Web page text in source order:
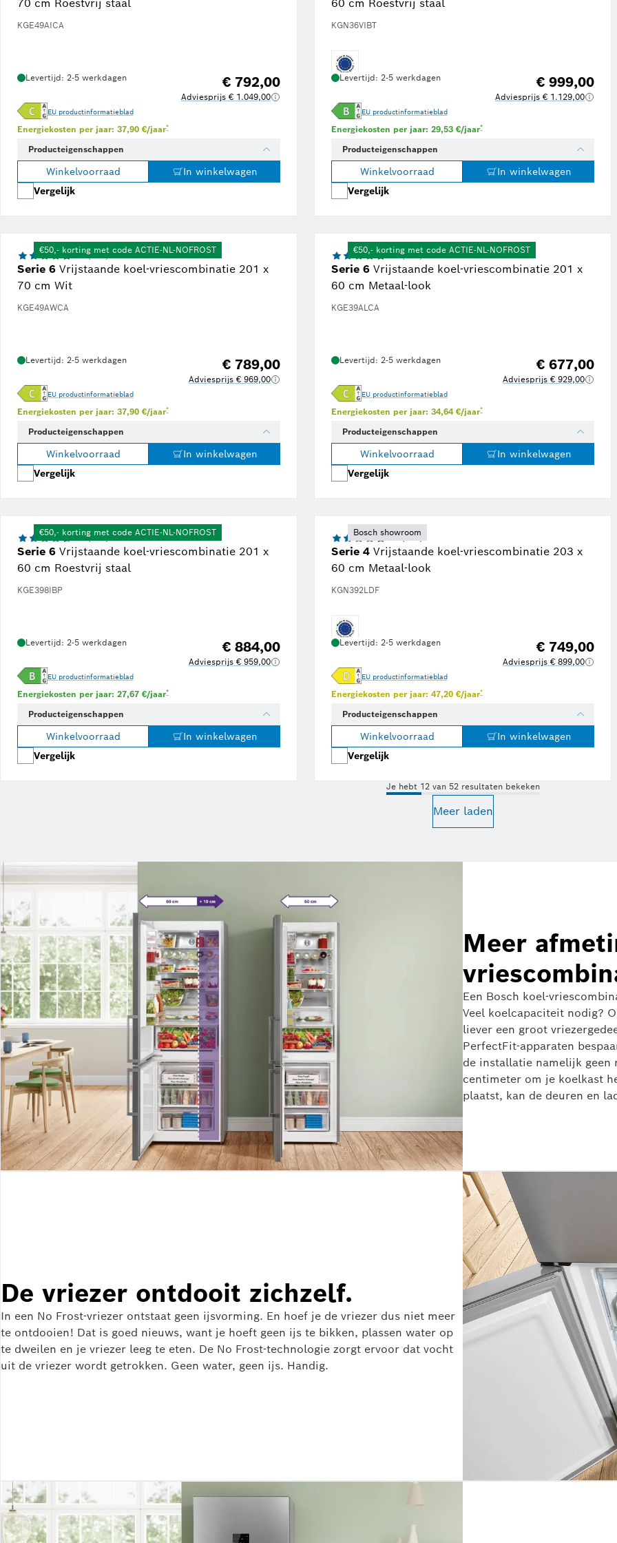
70 cm Roestvrij staal
KGE49AICA
Levertijd: 2-5 werkdagen € 792,00
Adviesprijs € 1.049,00
EU productinformatieblad
Energiekosten per jaar: 37,90 €/jaarVoetnoot *: Schatting op basis van een energieprijs van € 0,23 per kWh, overgenomen van onafhankelijk onderzoeksplatform Statista op
*
Producteigenschappen
Winkelvoorraad
In winkelwagen
Vergelijk
60 cm Roestvrij staal
KGN36VIBT
Levertijd: 2-5 werkdagen € 999,00
Adviesprijs € 1.129,00
EU productinformatieblad
Energiekosten per jaar: 29,53 €/jaarVoetnoot *: Schatting op basis van een
*
Producteigenschappen
Winkelvoorraad
In winkelwagen
Vergelijk
Serie 6 Vrijstaande koel-vriescombinatie 201 x
70 cm Wit
KGE49AWCA
4.7 (372)
€50,- korting met code ACTIE-NL-NOFROST
Levertijd: 2-5 werkdagen € 789,00
Adviesprijs € 969,00
EU productinformatieblad
Energiekosten per jaar: 37,90 €/jaarVoetnoot *: Schatting op basis van een energieprijs van € 0,23 per kWh, overgenomen van onafhankelijk onderzoeksplatform Statista op
*
Producteigenschappen
Winkelvoorraad
In winkelwagen
Vergelijk
Serie 6 Vrijstaande koel-vriescombinatie 201 x
60 cm Metaal-look
KGE39ALCA
4.8 (254)
€50,- korting met code ACTIE-NL-NOFROST
Levertijd: 2-5 werkdagen € 677,00
Adviesprijs € 929,00
EU productinformatieblad
Energiekosten per jaar: 34,64 €/jaarVoetnoot *: Schatting op basis van een
*
Producteigenschappen
Winkelvoorraad
In winkelwagen
Vergelijk
Serie 6 Vrijstaande koel-vriescombinatie 201 x
60 cm Roestvrij staal
KGE398IBP
4.6 (113)
€50,- korting met code ACTIE-NL-NOFROST
Levertijd: 2-5 werkdagen € 884,00
Adviesprijs € 959,00
EU productinformatieblad
Energiekosten per jaar: 27,67 €/jaarVoetnoot *: Schatting op basis van een energieprijs van € 0,23 per kWh, overgenomen van onafhankelijk onderzoeksplatform Statista op
*
Producteigenschappen
Winkelvoorraad
In winkelwagen
Vergelijk
Serie 4 Vrijstaande koel-vriescombinatie 203 x
60 cm Metaal-look
KGN392LDF
4.7 (246)
Bosch showroom
Levertijd: 2-5 werkdagen € 749,00
Adviesprijs € 899,00
EU productinformatieblad
Energiekosten per jaar: 47,20 €/jaarVoetnoot *: Schatting op basis van een
*
Producteigenschappen
Winkelvoorraad
In winkelwagen
Vergelijk
Je hebt 12 van 52 resultaten bekeken
Meer laden
Meer
Een Bosch koel-
Veel koelcapaciteit nodig?
liever een groot vriezergedeelte hebt, hebben we opties tot 200 liter. Met onze
PerfectFit-apparaten
de installatie namelijk geen
centimeter om je koelkast
plaatst, kan de deuren en
De vriezer ontdooit zichzelf.
In een No Frost-vriezer ontstaat geen ijsvorming. En hoef je de vriezer dus niet meer
te ontdooien! Dat is goed nieuws, want je hoeft geen ijs te bikken, plassen water op
te dweilen en je vriezer leeg te eten. De No Frost-technologie zorgt ervoor dat vocht
uit de vriezer wordt getrokken. Geen water, geen ijs. Handig.